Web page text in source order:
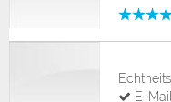
E-Mail